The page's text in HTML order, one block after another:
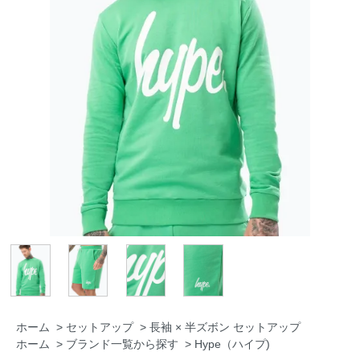
ホーム > セットアップ > 長袖 × 半ズボン セットアップ
ホーム > ブランド一覧から探す > Hype（ハイプ)